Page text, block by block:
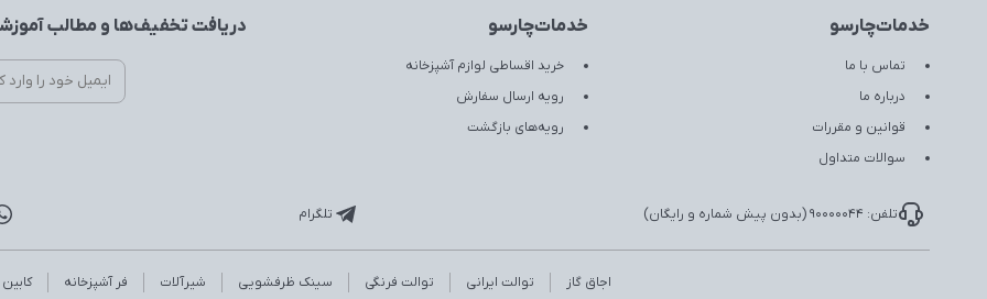
خدمات‌چارسو
تماس با ما
درباره ما
قوانین و مقررات
سوالات متداول
خدمات‌چارسو
خرید اقساطی لوازم آشپزخانه
رویه ارسال سفارش
رویه‌های بازگشت
دریافت تخفیف‌ها و مطالب
تلفن: 90000044 (بدون پیش شماره و رایگان) تلگرام
اجاق گاز توالت ایرانی توالت فرنگی سینک ظرفشویی شیرآلات فر آشپزخانه